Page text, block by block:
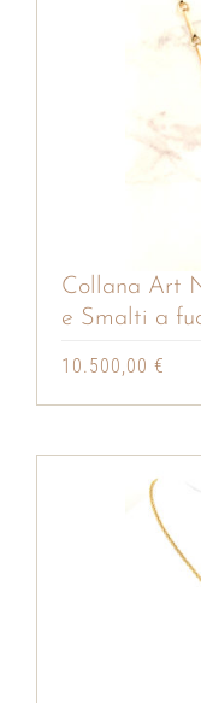
Collana Art
e Smalti a
10.500,00 €